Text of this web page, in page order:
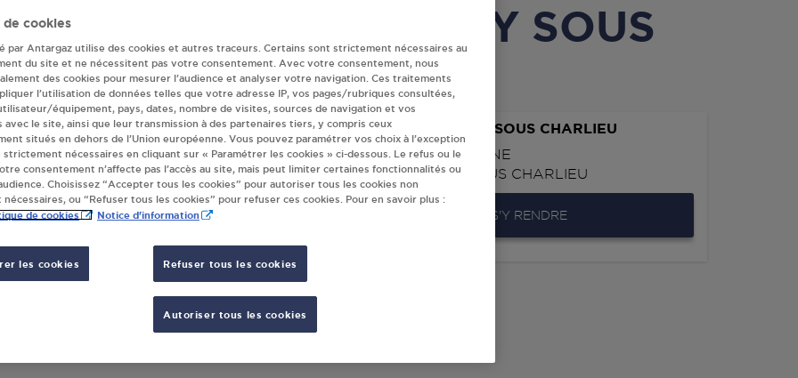
Antargaz à POUILLY SOUS
CHARLIEU
GARAGE STAT ESSO POUILLY
CHARLIEU
DE LA REPUBLIQUE
POUILLY SOUS CHARLIEU
LECLERC POUILLY SOUS CHARLIEU
650 RUE DE ROANNE
42720POUILLY SOUS CHARLIEU
S'Y RENDRE
de cookies
par Antargaz utilise des cookies et autres traceurs. Certains sont strictement nécessaires au
du site et ne nécessitent pas votre consentement. Avec votre consentement, nous
des cookies pour mesurer l’audience et analyser votre navigation. Ces traitements
l’utilisation de données telles que votre adresse IP, vos pages/rubriques consultées,
équipement, pays, dates, nombre de visites, sources de navigation et vos
avec le site, ainsi que leur transmission à des partenaires tiers, y compris ceux
situés en dehors de l’Union européenne. Vous pouvez paramétrer vos choix à l’exception
strictement nécessaires en cliquant sur « Paramétrer les cookies » ci-dessous. Le refus ou le
consentement n’affecte pas l’accès au site, mais peut limiter certaines fonctionnalités ou
Choisissez “Accepter tous les cookies” pour autoriser tous les cookies non
ou “Refuser tous les cookies” pour refuser ces cookies. Pour en savoir plus :
de cookies Notice d'information
les cookies Refuser tous les cookies
Autoriser tous les cookies